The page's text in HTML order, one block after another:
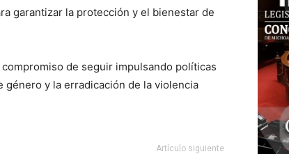
garantizar la protección y el bienestar de
de seguir impulsando políticas
y la erradicación de la violencia
Artículo siguiente